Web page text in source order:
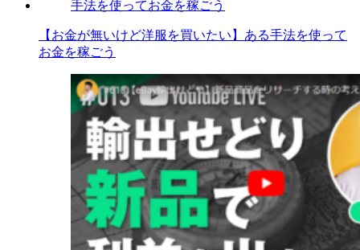
【お金が無いけど洋服を買いたい】ある手法を使って
お金を稼ごう